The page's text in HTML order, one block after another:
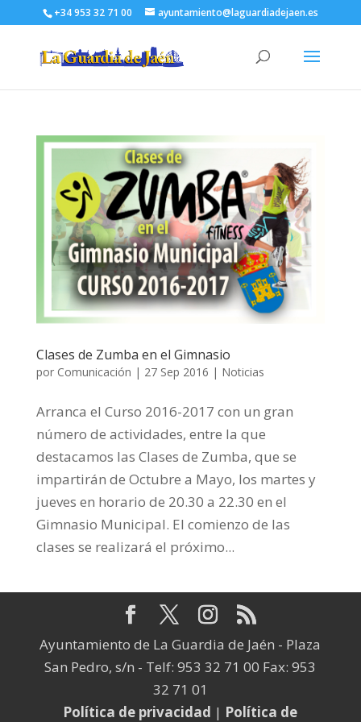
+34 953 32 71 00 ayuntamiento@laguardiadejaen.es
Clases de Zumba en el Gimnasio
por Comunicación | 27 Sep 2016 | Noticias
Arranca el Curso 2016-2017 con un gran
número de actividades, entre la que
destacamos las Clases de Zumba, que se
impartirán de Octubre a Mayo, los martes y
jueves en horario de 20.30 a 22.30 en el
Gimnasio Municipal. El comienzo de las
clases se realizará el próximo...
Ayuntamiento de La Guardia de Jaén - Plaza
San Pedro, s/n - Telf: 953 32 71 00 Fax: 953
32 71 01
Política de privacidad | Política de